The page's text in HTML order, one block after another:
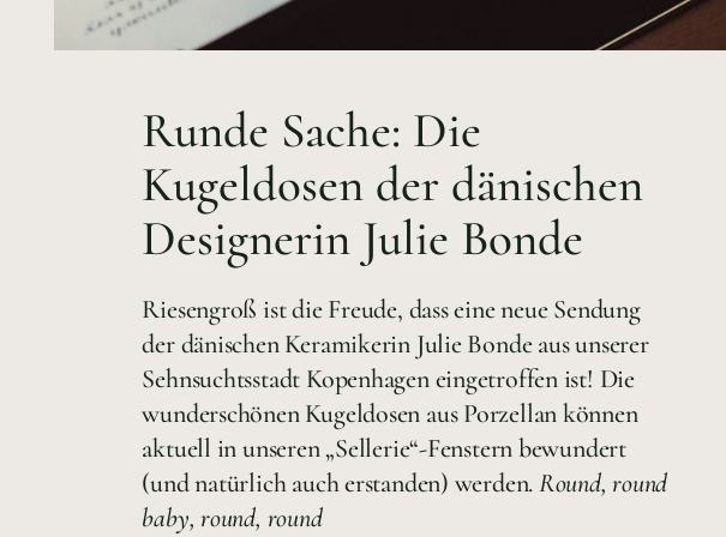
Runde Sache: Die
Kugeldosen der dänischen
Designerin Julie Bonde
Riesengroß ist die Freude, dass eine neue Sendung
der dänischen Keramikerin Julie Bonde aus unserer
Sehnsuchtsstadt Kopenhagen eingetroffen ist! Die
wunderschönen Kugeldosen aus Porzellan können
aktuell in unseren „Sellerie“-Fenstern bewundert
(und natürlich auch erstanden) werden.Round, round
baby, round, round